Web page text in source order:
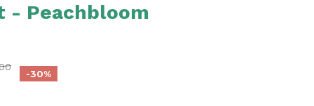
- Peachbloom
-30%